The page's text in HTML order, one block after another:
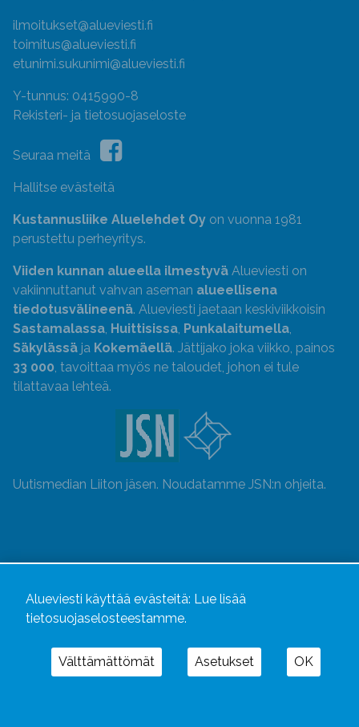
ilmoitukset@alueviesti.fi
toimitus@alueviesti.fi
etunimi.sukunimi@alueviesti.fi
Y-tunnus: 0415990-8
Rekisteri- ja tietosuojaseloste
Seuraa meitä
Hallitse evästeitä
Kustannusliike Aluelehdet Oy on vuonna 1981
perustettu perheyritys.
Viiden kunnan alueella ilmestyvä Alueviesti on
vakiinnuttanut vahvan aseman alueellisena
tiedotusvälineenä. Alueviesti jaetaan keskiviikkoisin
Sastamalassa, Huittisissa, Punkalaitumella,
Säkylässä ja Kokemäellä. Jättijako joka viikko, painos
33 000, tavoittaa myös ne taloudet, johon ei tule
tilattavaa lehteä.
Uutismedian Liiton jäsen. Noudatamme JSN:n ohjeita.
Alueviesti käyttää evästeitä: Lue lisää
tietosuojaselosteestamme.
Välttämättömät Asetukset OK